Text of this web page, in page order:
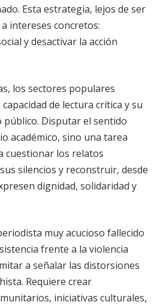
Esta estrategia, lejos de ser
intereses concretos:
y desactivar la acción
los sectores populares
de lectura crítica y su
público. Disputar el sentido
académico, sino una tarea
cuestionar los relatos
silencios y reconstruir, desde
dignidad, solidaridad y
muy acucioso fallecido
frente a la violencia
a señalar las distorsiones
Requiere crear
iniciativas culturales,